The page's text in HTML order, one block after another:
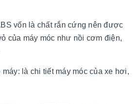
vốn là chất rắn cứng nên được
của máy móc như nồi cơm điện,
là chi tiết máy móc của xe hơi,